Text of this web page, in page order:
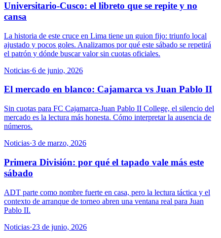
Universitario-Cusco: el libreto que se repite y no
cansa
La historia de este cruce en Lima tiene un guion fijo: triunfo local
ajustado y pocos goles. Analizamos por qué este sábado se repetirá
el patrón y dónde buscar valor sin cuotas oficiales.
Noticias·6 de junio, 2026
El mercado en blanco: Cajamarca vs Juan Pablo II
Sin cuotas para FC Cajamarca-Juan Pablo II College, el silencio del
mercado es la lectura más honesta. Cómo interpretar la ausencia de
números.
Noticias·3 de marzo, 2026
Primera División: por qué el tapado vale más este
sábado
ADT parte como nombre fuerte en casa, pero la lectura táctica y el
contexto de arranque de torneo abren una ventana real para Juan
Pablo II.
Noticias·23 de junio, 2026